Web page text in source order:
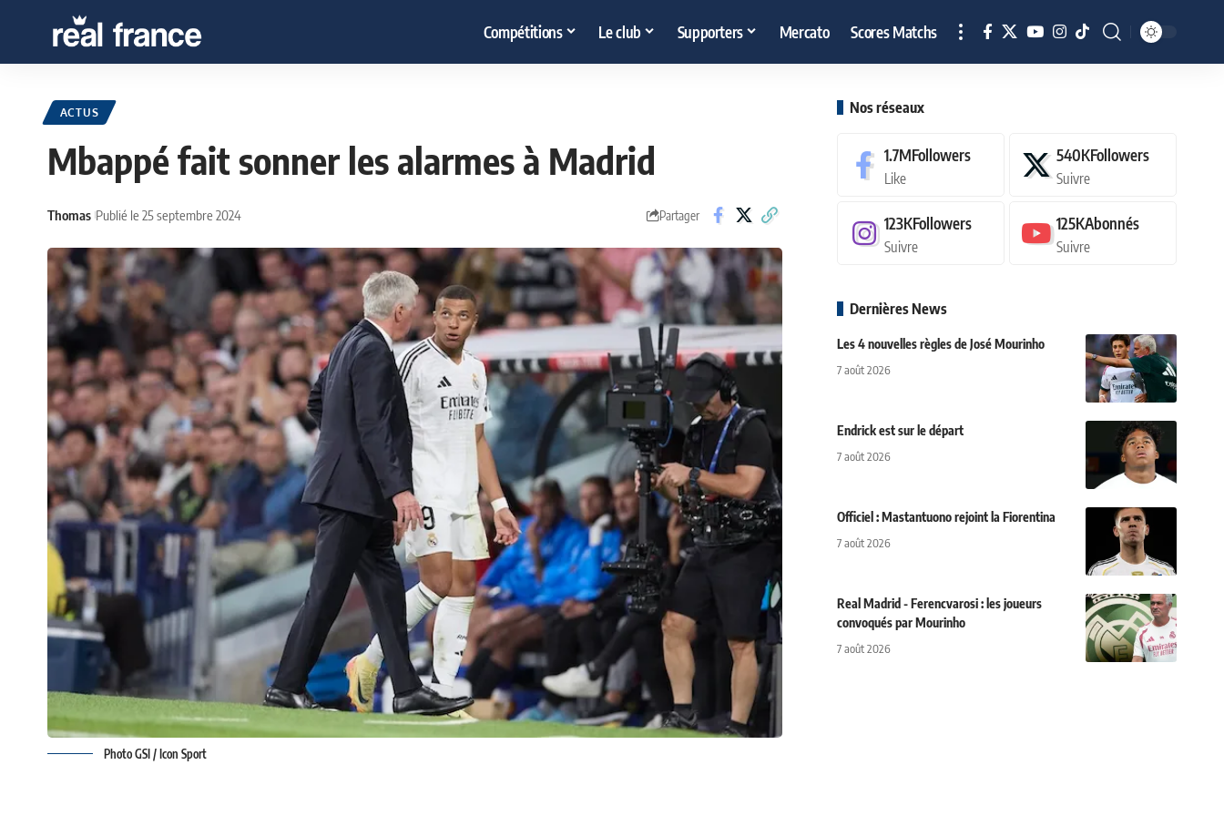
Compétitions Le club Supporters Mercato Scores Matchs
ACTUS
Mbappé fait sonner les alarmes à Madrid
Thomas Publié le 25 septembre 2024 Partager
Photo GSI / Icon Sport
Nos réseaux
1.7MFollowers
Like
540KFollowers
Suivre
123KFollowers
Suivre
125KAbonnés
Suivre
Dernières News
Les 4 nouvelles règles de José Mourinho
7 août 2026
Endrick est sur le départ
7 août 2026
Officiel : Mastantuono rejoint la Fiorentina
7 août 2026
Real Madrid - Ferencvarosi : les joueurs
convoqués par Mourinho
7 août 2026